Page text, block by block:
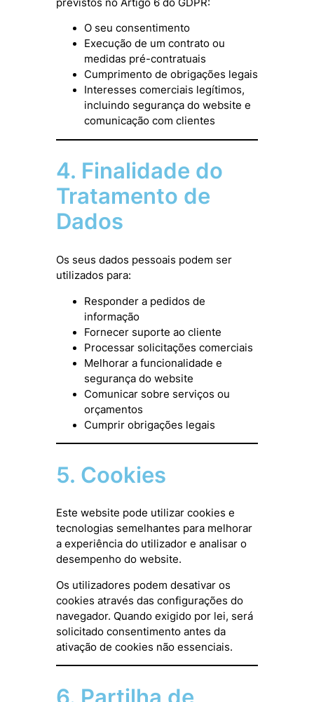
previstos no Artigo 6 do GDPR:
O seu consentimento
Execução de um contrato ou
medidas pré-contratuais
Cumprimento de obrigações legais
Interesses comerciais legítimos,
incluindo segurança do website e
comunicação com clientes
4. Finalidade do
Tratamento de
Dados
Os seus dados pessoais podem ser
utilizados para:
Responder a pedidos de
informação
Fornecer suporte ao cliente
Processar solicitações comerciais
Melhorar a funcionalidade e
segurança do website
Comunicar sobre serviços ou
orçamentos
Cumprir obrigações legais
5. Cookies
Este website pode utilizar cookies e
tecnologias semelhantes para melhorar
a experiência do utilizador e analisar o
desempenho do website.
Os utilizadores podem desativar os
cookies através das configurações do
navegador. Quando exigido por lei, será
solicitado consentimento antes da
ativação de cookies não essenciais.
6. Partilha de